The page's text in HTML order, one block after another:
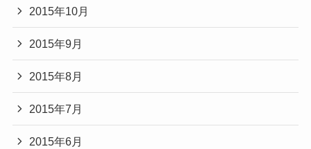
2015年10月
2015年9月
2015年8月
2015年7月
2015年6月